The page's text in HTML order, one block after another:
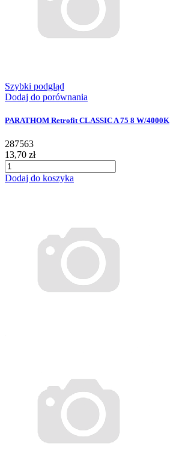
Szybki podgląd
Dodaj do porównania
PARATHOM Retrofit CLASSIC A 75 8 W/4000K
287563
13,70 zł
Dodaj do koszyka